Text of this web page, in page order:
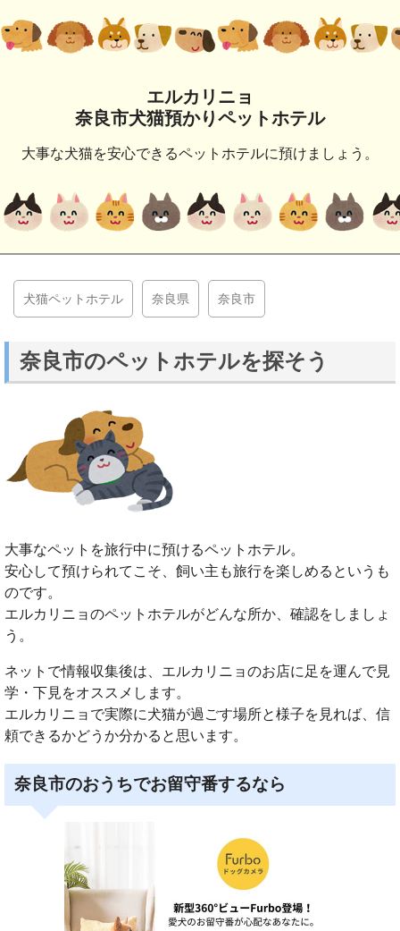
エルカリニョ
奈良市犬猫預かりペットホテル
大事な犬猫を安心できるペットホテルに預けましょう。
犬猫ペットホテル 奈良県 奈良市
奈良市のペットホテルを探そう
大事なペットを旅行中に預けるペットホテル。
安心して預けられてこそ、飼い主も旅行を楽しめるというも
のです。
エルカリニョのペットホテルがどんな所か、確認をしましょ
う。
ネットで情報収集後は、エルカリニョのお店に足を運んで見
学・下見をオススメします。
エルカリニョで実際に犬猫が過ごす場所と様子を見れば、信
頼できるかどうか分かると思います。
奈良市のおうちでお留守番するなら